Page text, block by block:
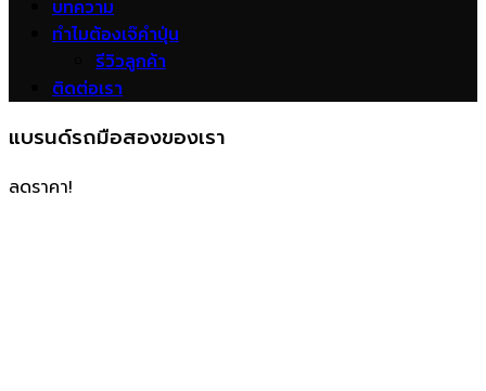
บทความ
ทำไมต้องเจ๊คำปุ่น
รีวิวลูกค้า
ติดต่อเรา
แบรนด์รถมือสองของเรา
ลดราคา!